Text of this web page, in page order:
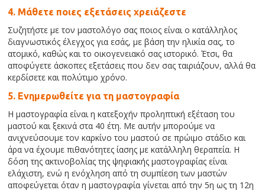
4. Μάθετε ποιες εξετάσεις χρειάζεστε
Συζητήστε με τον μαστολόγο σας ποιος είναι ο κατάλληλος
διαγνωστικός έλεγχος για εσάς, με βάση την ηλικία σας, το
ατομικό, καθώς και το οικογενειακό σας ιστορικό. Έτσι, θα
αποφύγετε άσκοπες εξετάσεις που δεν σας ταιριάζουν, αλλά θα
κερδίσετε και πολύτιμο χρόνο.
5. Ενημερωθείτε για τη μαστογραφία
Η μαστογραφία είναι η κατεξοχήν προληπτική εξέταση του
μαστού και ξεκινά στα 40 έτη. Με αυτήν μπορούμε να
ανιχνεύσουμε τον καρκίνο του μαστού σε πρώιμο στάδιο και
άρα να έχουμε πιθανότητες ίασης με κατάλληλη θεραπεία. Η
δόση της ακτινοβολίας της ψηφιακής μαστογραφίας είναι
ελάχιστη, ενώ η ενόχληση από τη συμπίεση των μαστών
αποφεύγεται όταν η μαστογραφία γίνεται από την 5η ως τη 12η